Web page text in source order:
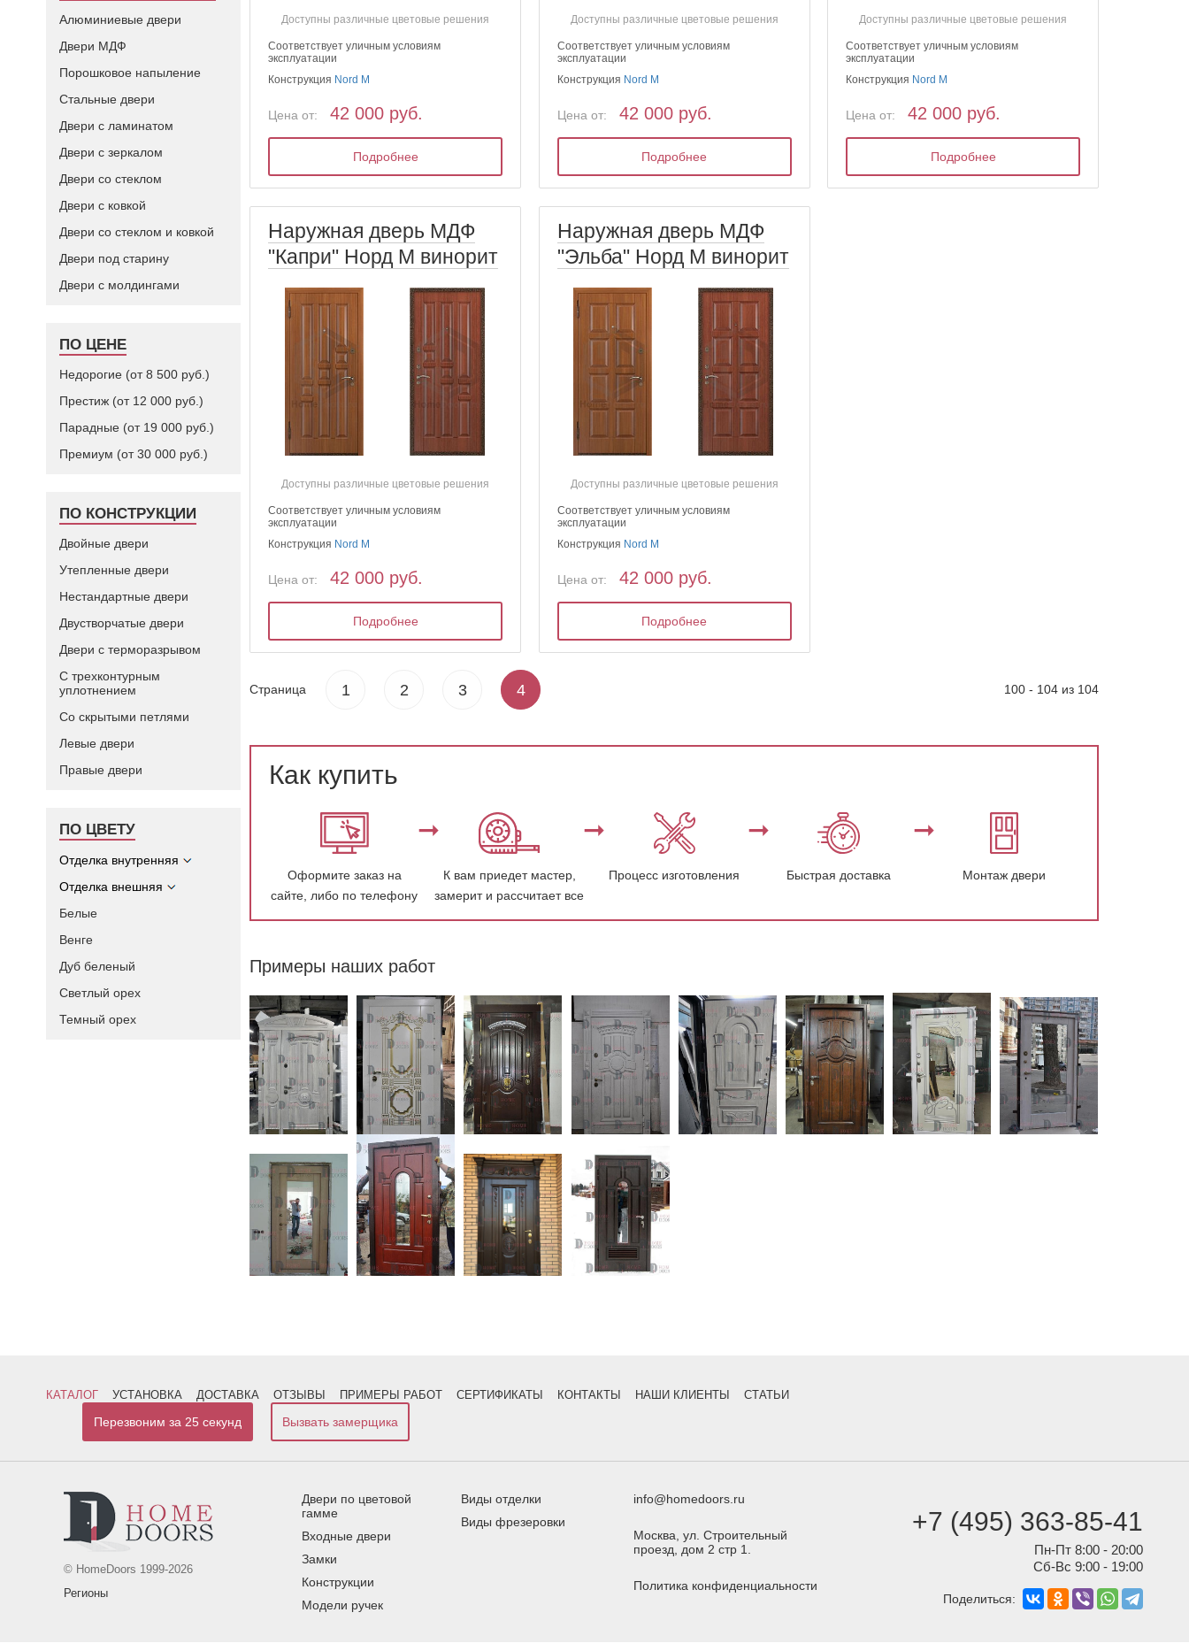
Алюминиевые двери
Двери МДФ
Порошковое напыление
Стальные двери
Двери с ламинатом
Двери с зеркалом
Двери со стеклом
Двери с ковкой
Двери со стеклом и ковкой
Двери под старину
Двери с молдингами
ПО ЦЕНЕ
Недорогие (от 8 500 руб.)
Престиж (от 12 000 руб.)
Парадные (от 19 000 руб.)
Премиум (от 30 000 руб.)
ПО КОНСТРУКЦИИ
Двойные двери
Утепленные двери
Нестандартные двери
Двустворчатые двери
Двери с терморазрывом
С трехконтурным
уплотнением
Со скрытыми петлями
Левые двери
Правые двери
ПО ЦВЕТУ
Отделка внутренняя
Отделка внешняя
Белые
Венге
Дуб беленый
Светлый орех
Темный орех
Доступны различные цветовые решения
Соответствует уличным условиям
эксплуатации
Конструкция Nord M
Цена от: 42 000 руб.
Подробнее
Доступны различные цветовые решения
Соответствует уличным условиям
эксплуатации
Конструкция Nord M
Цена от: 42 000 руб.
Подробнее
Доступны различные цветовые решения
Соответствует уличным условиям
эксплуатации
Конструкция Nord M
Цена от: 42 000 руб.
Подробнее
Наружная дверь МДФ
"Капри" Норд М винорит
Доступны различные цветовые решения
Соответствует уличным условиям
эксплуатации
Конструкция Nord M
Цена от: 42 000 руб.
Подробнее
Наружная дверь МДФ
"Эльба" Норд М винорит
Доступны различные цветовые решения
Соответствует уличным условиям
эксплуатации
Конструкция Nord M
Цена от: 42 000 руб.
Подробнее
Страница 1 2 3 4 100 - 104 из 104
Как купить
Оформите заказ на
сайте, либо по телефону
К вам приедет мастер,
замерит и рассчитает все
Процесс изготовления Быстрая доставка Монтаж двери
Примеры наших работ
КАТАЛОГ УСТАНОВКА ДОСТАВКА ОТЗЫВЫ ПРИМЕРЫ РАБОТ СЕРТИФИКАТЫ КОНТАКТЫ НАШИ КЛИЕНТЫ СТАТЬИ
Перезвоним за 25 секунд Вызвать замерщика
© HomeDoors 1999-2026
Регионы
Двери по цветовой
гамме
Входные двери
Замки
Конструкции
Модели ручек
Виды отделки
Виды фрезеровки
info@homedoors.ru
Москва, ул. Строительный
проезд, дом 2 стр 1.
Политика конфиденциальности
+7 (495) 363-85-41
Пн-Пт 8:00 - 20:00
Сб-Вс 9:00 - 19:00
Поделиться: